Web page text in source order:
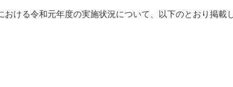
ける令和元年度の実施状況について、以下のとおり掲載